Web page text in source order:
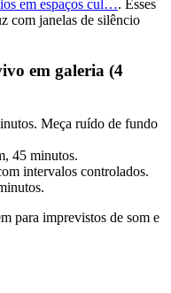
em espaços cul…. Esses
com janelas de silêncio
em galeria (4
Meça ruído de fundo
45 minutos.
intervalos controlados.
para imprevistos de som e